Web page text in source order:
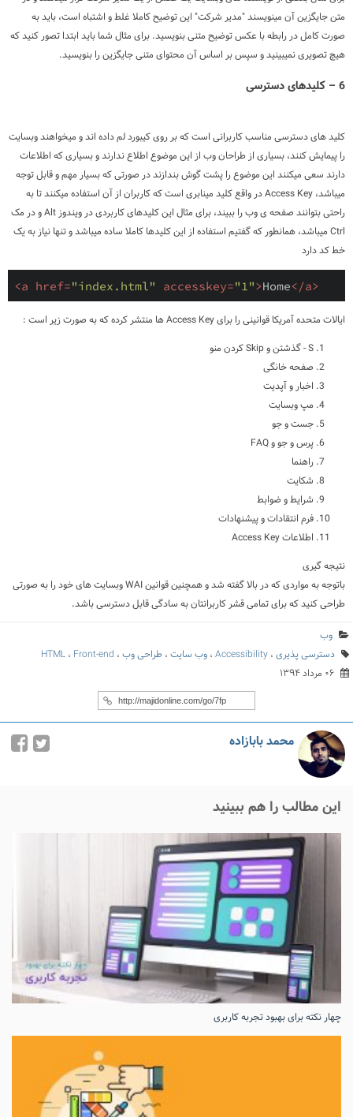
متن جایگزین آن مینویسند "مدیر شرکت" این توضیح کاملا غلط و اشتباه است، باید به
صورت کامل در رابطه با عکس توضیح متنی بنویسید. برای مثال شما باید ابتدا تصور کنید که
هیچ تصویری نمیبینید و سپس بر اساس آن محتوای متنی جایگزین را بنویسید.
6 – کلیدهای دسترسی
کلید های دسترسی مناسب کاربرانی است که بر روی کیبورد لم داده اند و میخواهند وبسایت
را پیمایش کنند، بسیاری از طراحان وب از این موضوع اطلاع ندارند و بسیاری که اطلاعات
دارند سعی میکنند این موضوع را پشت گوش بندازند در صورتی که بسیار مهم و قابل توجه
میباشد، Access Key در واقع کلید مینابری است که کاربران از آن استفاده میکنند تا به
راحتی بتوانند صفحه ی وب را ببیند، برای مثال این کلیدهای کاربردی در ویندوز Alt و در مک
Ctrl میباشد، همانطور که گفتیم استفاده از این کلیدها کاملا ساده میباشد و تنها نیاز به یک
خط کد دارد
<a href="index.html" accesskey="1">Home</a>
ایالات متحده آمریکا قوانینی را برای Access Key ها منتشر کرده که به صورت زیر است :
S - گذشتن و Skip کردن منو
صفحه خانگی
اخبار و آپدیت
مپ وبسایت
جست و جو
پرس و جو و FAQ
راهنما
شکایت
شرایط و ضوابط
فرم انتقادات و پیشنهادات
اطلاعات Access Key
نتیجه گیری
باتوجه به مواردی که در بالا گفته شد و همچنین قوانین WAI وبسایت های خود را به صورتی
طراحی کنید که برای تمامی قشر کاربرانتان به سادگی قابل دسترسی باشد.
وب
دسترسی پذیری ، Accessibility ، وب سایت ، طراحی وب ، HTML ، Front-end
۰۶ مرداد ۱۳۹۴
محمد بابازاده
این مطالب را هم ببینید
چهار نکته برای بهبود تجربه کاربری